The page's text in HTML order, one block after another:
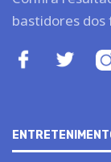
bastidores dos